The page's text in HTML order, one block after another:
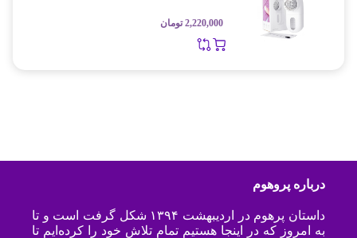
2,220,000 تومان
درباره پروهوم
داستان پرهوم در اردیبهشت ۱۳۹۴ شکل گرفت است و تا
به امروز که در اینجا هستیم تمام تلاش خود را کرده‌ایم تا